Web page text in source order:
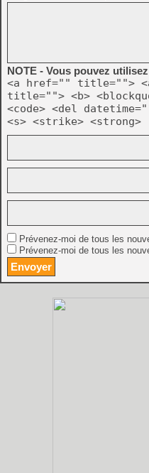
NOTE - Vous pouvez
<a href="" title="">
title=""> <b>
<code> <del
<s> <strike> <strong>
Prévenez-moi de tous les
Prévenez-moi de tous les